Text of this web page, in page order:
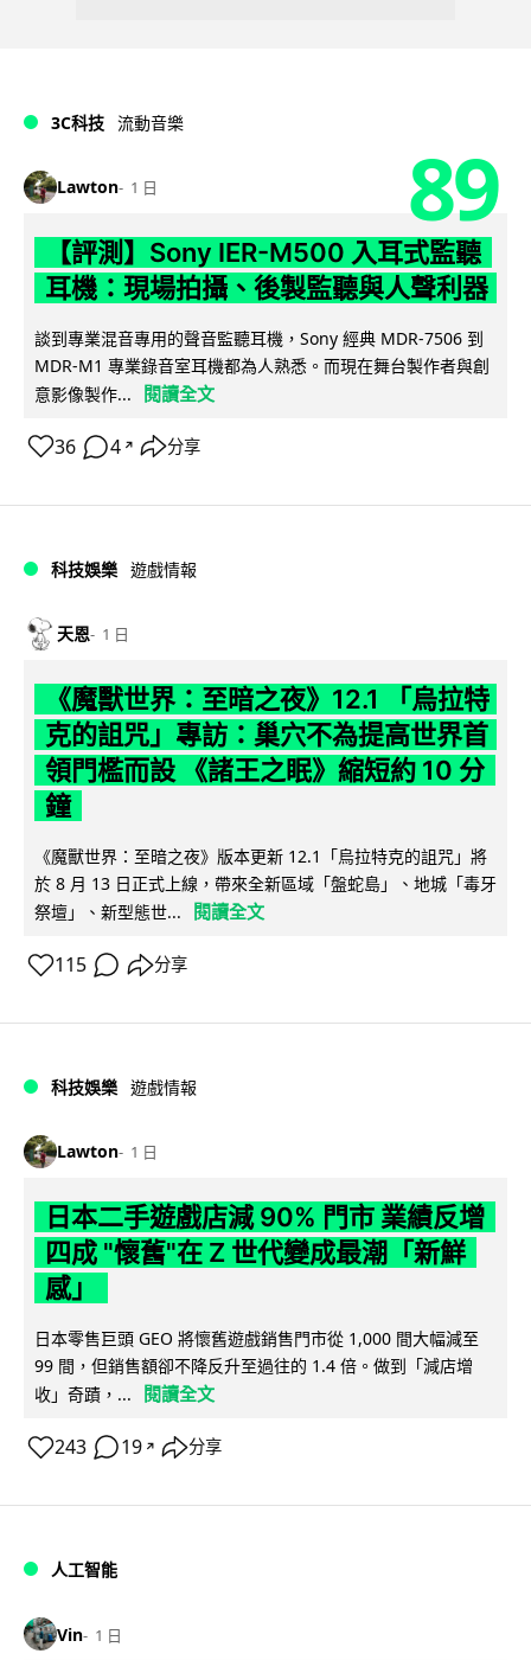
3C科技 流動音樂
Lawton 1 日 89
【評測】Sony IER-M500 入耳式監聽
耳機：現場拍攝、後製監聽與人聲利器
談到專業混音專用的聲音監聽耳機，Sony 經典 MDR-7506 到
MDR-M1 專業錄音室耳機都為人熟悉。而現在舞台製作者與創
意影像製作...
閱讀全文
36 4 ↗ 分享
科技娛樂 遊戲情報
天恩 1 日
《魔獸世界：至暗之夜》12.1 「烏拉特
克的詛咒」專訪：巢穴不為提高世界首
領門檻而設 《諸王之眠》縮短約 10 分
鐘
《魔獸世界：至暗之夜》版本更新 12.1「烏拉特克的詛咒」將
於 8 月 13 日正式上線，帶來全新區域「盤蛇島」、地城「毒牙
祭壇」、新型態世...
閱讀全文
115 分享
科技娛樂 遊戲情報
Lawton 1 日
日本二手遊戲店減 90% 門市 業績反增
四成 "懷舊"在 Z 世代變成最潮「新鮮
感」
日本零售巨頭 GEO 將懷舊遊戲銷售門市從 1,000 間大幅減至
99 間，但銷售額卻不降反升至過往的 1.4 倍。做到「減店增
收」奇蹟，...
閱讀全文
243 19 ↗ 分享
人工智能
Vin 1 日